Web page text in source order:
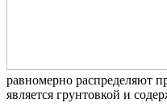
равномерно распределяют
является грунтовкой и